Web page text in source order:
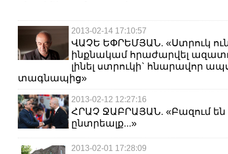
2013-02-14 17:10:57
ՎԱՉԵ ԵՓՐԵՄՅԱՆ. «Ստրուկ
ինքնակամ հրաժարվել
լինել ստրուկի` հնարավոր
տագնապից»
2013-02-12 12:27:16
ՀՐԱՉ ՋԱԲՐԱՅԱՆ. «Բազում են
ընտրեալք...»
2013-02-01 17:28:09